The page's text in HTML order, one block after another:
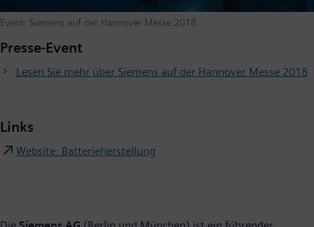
Event: Siemens auf der Hannover Messe 2018
Presse-Event
Lesen Sie mehr über Siemens auf der Hannover Messe 2018
Links
Website: Batterieherstellung